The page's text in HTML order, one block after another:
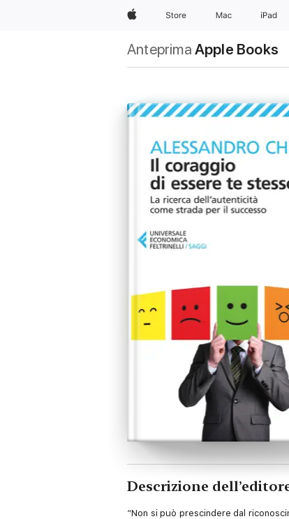
AppleStore Mac iPad
Anteprima Apple Books
Descrizione
“Non si può prescindere dal